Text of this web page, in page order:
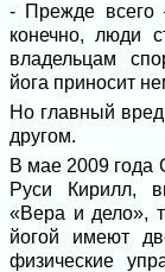
- Прежде всего
конечно, люди
владельцам
йога приносит
Но главный вред
другом.
В мае 2009 года
Руси Кирилл,
«Вера и дело»,
йогой имеют
физические